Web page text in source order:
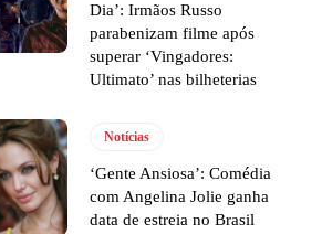
Dia’: Irmãos Russo
parabenizam filme após
superar ‘Vingadores:
Ultimato’ nas bilheterias
Notícias
‘Gente Ansiosa’: Comédia
com Angelina Jolie ganha
data de estreia no Brasil